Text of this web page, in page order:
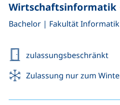
Wirtschaftsinformatik
Bachelor, | Fakultät Informatik
zulassungsbeschränkt
Zulassung nur zum